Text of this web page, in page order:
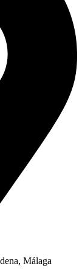
Málaga